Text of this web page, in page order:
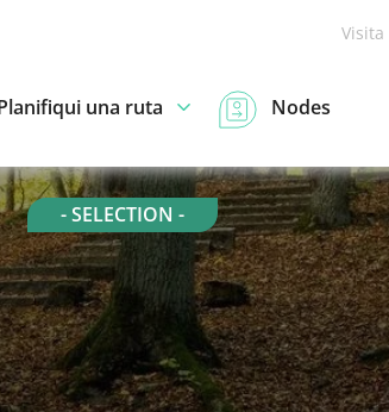
una ruta Nodes
- SELECTION -